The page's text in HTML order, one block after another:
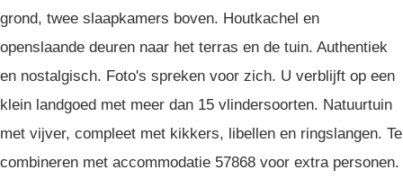
grond, twee slaapkamers boven. Houtkachel en
openslaande deuren naar het terras en de tuin. Authentiek
en nostalgisch. Foto's spreken voor zich. U verblijft op een
klein landgoed met meer dan 15 vlindersoorten. Natuurtuin
met vijver, compleet met kikkers, libellen en ringslangen. Te
combineren met accommodatie 57868 voor extra personen.